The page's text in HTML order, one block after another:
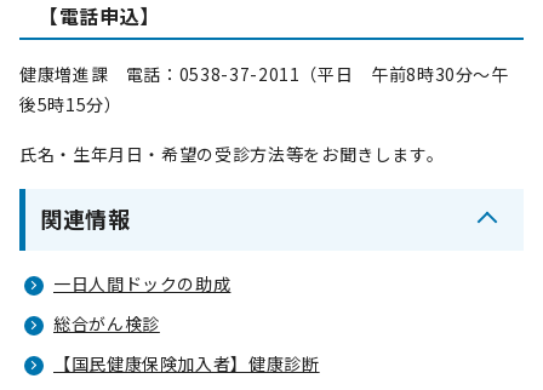
【電話申込】
健康増進課 電話：0538-37-2011（平日 午前8時30分～午
後5時15分）
氏名・生年月日・希望の受診方法等をお聞きします。
関連情報
一日人間ドックの助成
総合がん検診
【国民健康保険加入者】健康診断